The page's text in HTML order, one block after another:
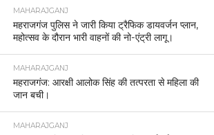
MAHARAJGANJ
महराजगंज पुलिस ने जारी किया ट्रैफिक डायवर्जन प्लान,
महोत्सव के दौरान भारी वाहनों की नो-एंट्री लागू।
MAHARAJGANJ
महराजगंज: आरक्षी आलोक सिंह की तत्परता से महिला की
जान बची।
MAHARAJGANJ